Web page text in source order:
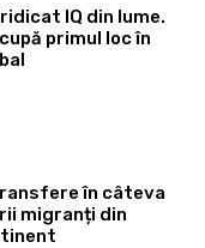
IQ din lume.
primul loc în
în câteva
migranți din